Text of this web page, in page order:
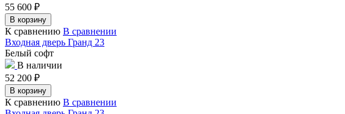
55 600 ₽
В корзину
К сравнению В сравнении
Входная дверь Гранд 23
Белый софт
В наличии
52 200 ₽
В корзину
К сравнению В сравнении